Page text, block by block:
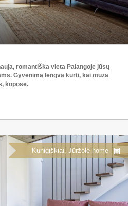
romantiška vieta Palangoje jūsų
Gyvenimą lengva kurti, kai mūza
kopose.
Kunigiškiai, Jūržolė home